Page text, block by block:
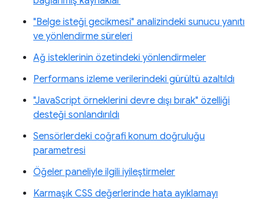
"Belge isteği gecikmesi" analizindeki sunucu yanıtı
ve yönlendirme süreleri
Ağ isteklerinin özetindeki yönlendirmeler
Performans izleme verilerindeki gürültü azaltıldı
"JavaScript örneklerini devre dışı bırak" özelliği
desteği sonlandırıldı
Sensörlerdeki coğrafi konum doğruluğu
parametresi
Öğeler paneliyle ilgili iyileştirmeler
Karmaşık CSS değerlerinde hata ayıklamayı